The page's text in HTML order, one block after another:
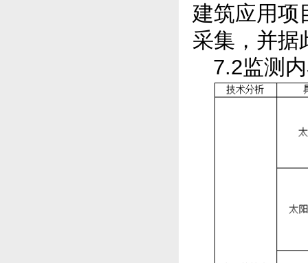
建筑应用项
采集，并据
7.2监测